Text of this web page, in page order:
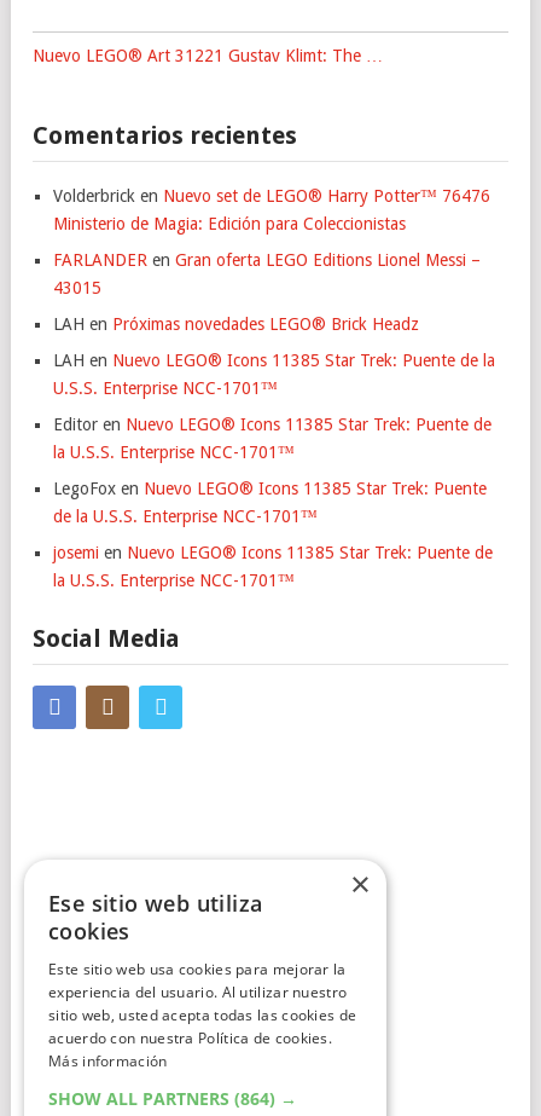
Nuevo LEGO® Art 31221 Gustav Klimt: The …
Comentarios recientes
Volderbrick en Nuevo set de LEGO® Harry Potter™ 76476
Ministerio de Magia: Edición para Coleccionistas
FARLANDER en Gran oferta LEGO Editions Lionel Messi –
43015
LAH en Próximas novedades LEGO® Brick Headz
LAH en Nuevo LEGO® Icons 11385 Star Trek: Puente de la
U.S.S. Enterprise NCC-1701™
Editor en Nuevo LEGO® Icons 11385 Star Trek: Puente de
la U.S.S. Enterprise NCC-1701™
LegoFox en Nuevo LEGO® Icons 11385 Star Trek: Puente
de la U.S.S. Enterprise NCC-1701™
josemi en Nuevo LEGO® Icons 11385 Star Trek: Puente de
la U.S.S. Enterprise NCC-1701™
Social Media
Aviso Legal
Política de Privacidad
Política de Cookies
×
Ese sitio web utiliza
cookies
Este sitio web usa cookies para mejorar la
experiencia del usuario. Al utilizar nuestro
sitio web, usted acepta todas las cookies de
acuerdo con nuestra Política de cookies.
Más información
SHOW ALL PARTNERS (864) →